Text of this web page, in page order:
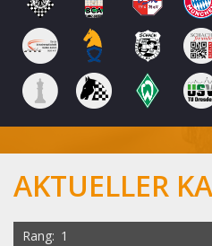
AKTUELLER
Rang 1